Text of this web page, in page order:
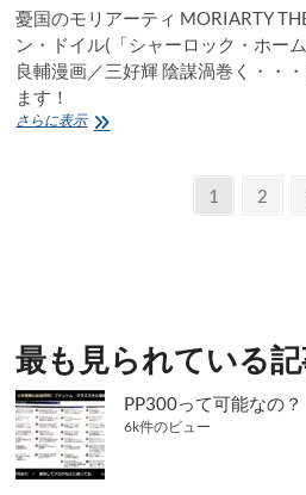
画
／
三
輝
感
憂国のモリアーティ MORIARTY
ン・ドイル(「シャーロック・ホー
良輔漫画／三好輝 陰謀渦巻く・・
ます！
さらに表示憂
PATRIOT
4
原
案
／
コ
ナ
ー
ジ
送
り
固1
固
2
最も見られている
PP300って可能なの？
6k件のビュー